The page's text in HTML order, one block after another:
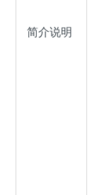
简介说明